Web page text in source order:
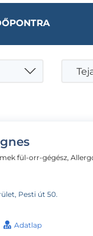
fül-orr-gégész,
Pesti út 50.
Adatlap